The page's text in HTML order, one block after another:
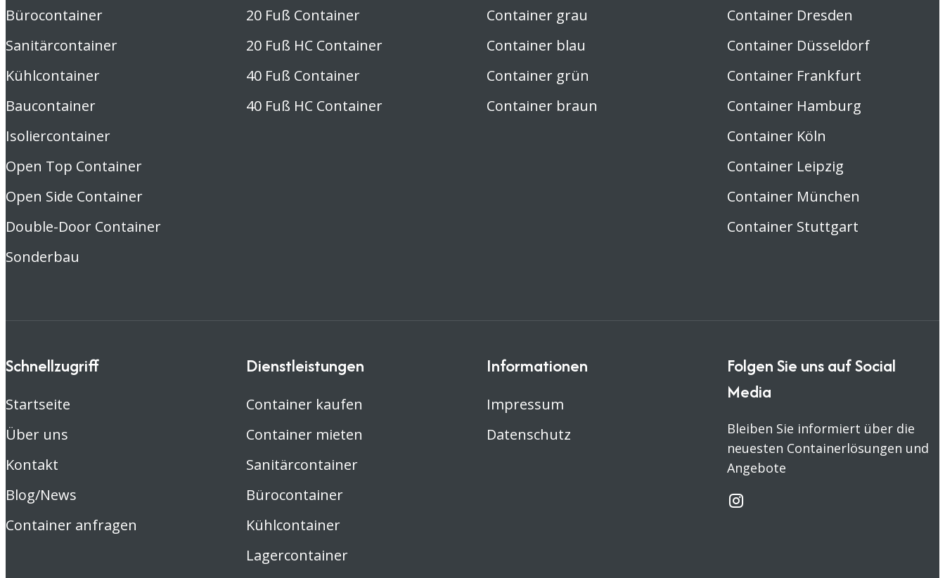
Bürocontainer
Sanitärcontainer
Kühlcontainer
Baucontainer
Isoliercontainer
Open Top Container
Open Side Container
Double-Door Container
Sonderbau
20 Fuß Container
20 Fuß HC Container
40 Fuß Container
40 Fuß HC Container
Container grau
Container blau
Container grün
Container braun
Container Dresden
Container Düsseldorf
Container Frankfurt
Container Hamburg
Container Köln
Container Leipzig
Container München
Container Stuttgart
Schnellzugriff
Startseite
Über uns
Kontakt
Blog/News
Container anfragen
Dienstleistungen
Container kaufen
Container mieten
Sanitärcontainer
Bürocontainer
Kühlcontainer
Lagercontainer
Informationen
Impressum
Datenschutz
Folgen Sie uns auf Social
Media
Bleiben Sie informiert über die
neuesten Containerlösungen und
Angebote